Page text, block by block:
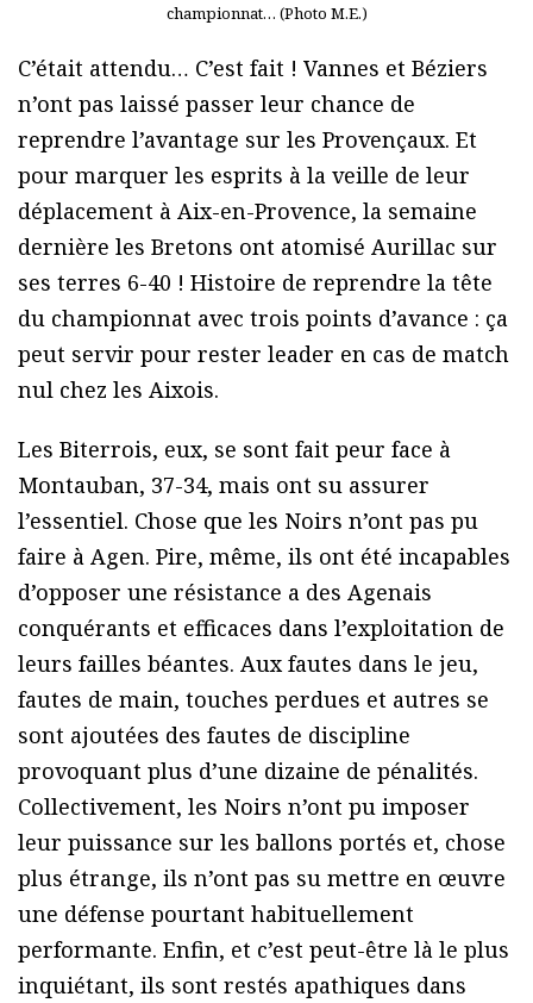
championnat… (Photo M.E.)
C’était attendu… C’est fait ! Vannes et Béziers
n’ont pas laissé passer leur chance de
reprendre l’avantage sur les Provençaux. Et
pour marquer les esprits à la veille de leur
déplacement à Aix-en-Provence, la semaine
dernière les Bretons ont atomisé Aurillac sur
ses terres 6-40 ! Histoire de reprendre la tête
du championnat avec trois points d’avance : ça
peut servir pour rester leader en cas de match
nul chez les Aixois.
Les Biterrois, eux, se sont fait peur face à
Montauban, 37-34, mais ont su assurer
l’essentiel. Chose que les Noirs n’ont pas pu
faire à Agen. Pire, même, ils ont été incapables
d’opposer une résistance a des Agenais
conquérants et efficaces dans l’exploitation de
leurs failles béantes. Aux fautes dans le jeu,
fautes de main, touches perdues et autres se
sont ajoutées des fautes de discipline
provoquant plus d’une dizaine de pénalités.
Collectivement, les Noirs n’ont pu imposer
leur puissance sur les ballons portés et, chose
plus étrange, ils n’ont pas su mettre en œuvre
une défense pourtant habituellement
performante. Enfin, et c’est peut-être là le plus
inquiétant, ils sont restés apathiques dans